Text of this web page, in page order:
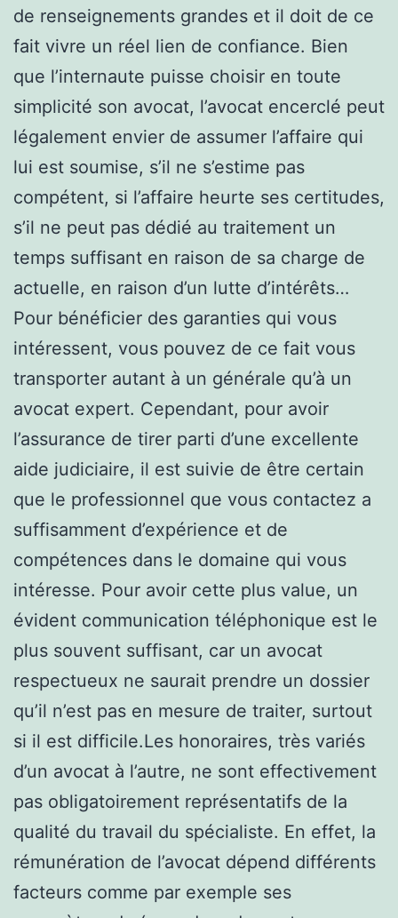
de renseignements grandes et il doit de ce
fait vivre un réel lien de confiance. Bien
que l’internaute puisse choisir en toute
simplicité son avocat, l’avocat encerclé peut
légalement envier de assumer l’affaire qui
lui est soumise, s’il ne s’estime pas
compétent, si l’affaire heurte ses certitudes,
s’il ne peut pas dédié au traitement un
temps suffisant en raison de sa charge de
actuelle, en raison d’un lutte d’intérêts…
Pour bénéficier des garanties qui vous
intéressent, vous pouvez de ce fait vous
transporter autant à un générale qu’à un
avocat expert. Cependant, pour avoir
l’assurance de tirer parti d’une excellente
aide judiciaire, il est suivie de être certain
que le professionnel que vous contactez a
suffisamment d’expérience et de
compétences dans le domaine qui vous
intéresse. Pour avoir cette plus value, un
évident communication téléphonique est le
plus souvent suffisant, car un avocat
respectueux ne saurait prendre un dossier
qu’il n’est pas en mesure de traiter, surtout
si il est difficile.Les honoraires, très variés
d’un avocat à l’autre, ne sont effectivement
pas obligatoirement représentatifs de la
qualité du travail du spécialiste. En effet, la
rémunération de l’avocat dépend différents
facteurs comme par exemple ses